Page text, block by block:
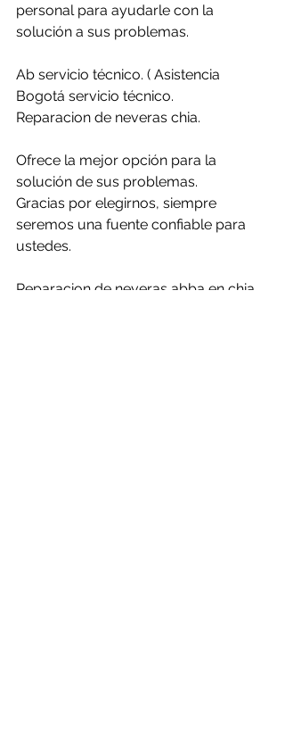
personal para ayudarle con la
solución a sus problemas.
Ab servicio técnico. ( Asistencia
Bogotá servicio técnico.
Reparacion de neveras chia.
Ofrece la mejor opción para la
solución de sus problemas.
Gracias por elegirnos, siempre
seremos una fuente confiable para
ustedes.
Reparacion de neveras abba en chia.